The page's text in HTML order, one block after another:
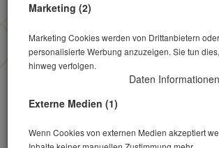
✓ Reinigung im
Marketing (2)
Marketing Cookies werden von Drittanbietern
personalisierte Werbung anzuzeigen. Sie tun
hinweg verfolgen.
Daten
Externe Medien (1)
Wenn Cookies von externen Medien akzeptiert